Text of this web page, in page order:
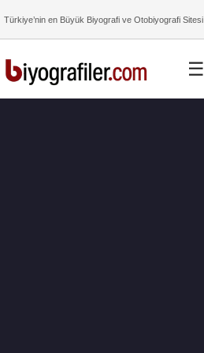
Türkiye’nin en Büyük Biyografi ve Otobiyografi Sitesi
☰